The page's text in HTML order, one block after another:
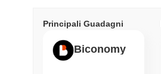
Principali Guadagni
Biconomy